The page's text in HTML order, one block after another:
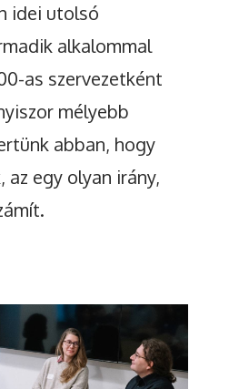
idei utolsó
alkalommal
as szervezetként
mélyebb
abban, hogy
az egy olyan irány,